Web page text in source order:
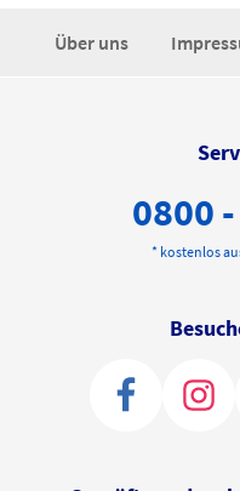
Über uns
0800
* kostenlos